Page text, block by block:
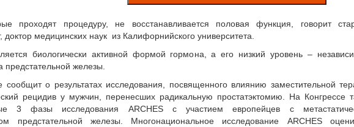
проходят процедуру, не восстанавливается половая функция, говорит
доктор медицинских наук из Калифорнийского университета.
биологически активной формой гормона, а его низкий уровень –
предстательной железы.
сообщит о результатах исследования, посвященного влиянию заместительной
рецидив у мужчин, перенесших радикальную простатэктомию. На Конгрессе
3 фазы исследования ARCHES с участием европейцев с
предстательной железы. Многонациональное исследование ARCHES